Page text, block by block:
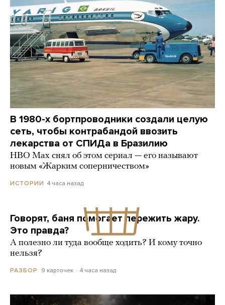
В 1980-х бортпроводники создали целую
сеть, чтобы контрабандой ввозить
лекарства от СПИДа в Бразилию
HBO Max снял об этом сериал — его называют
новым «Жарким соперничеством»
ИСТОРИИ 4 часа назад
Говорят, баня помогает пережить жару.
Это правда?
А полезно ли туда вообще ходить? И кому точно
нельзя?
РАЗБОР 9 карточек 4 часа назад